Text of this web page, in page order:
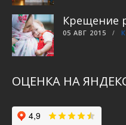
Крещение
05 АВГ 2015
ОЦЕНКА НА